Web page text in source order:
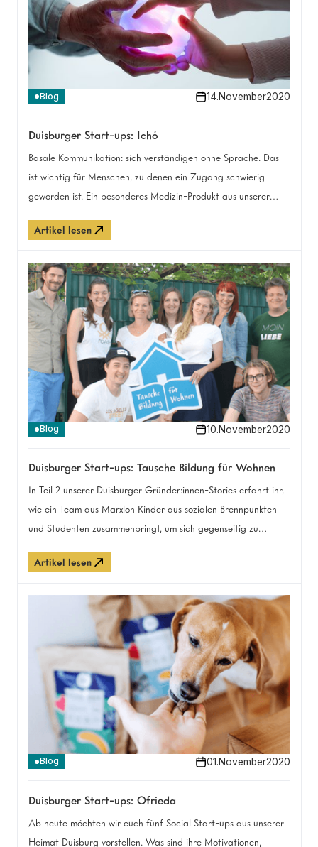
Blog 14.November2020
Duisburger Start-ups: Ichó
Basale Kommunikation: sich verständigen ohne Sprache. Das
ist wichtig für Menschen, zu denen ein Zugang schwierig
geworden ist. Ein besonderes Medizin-Produkt aus unserer
Artikel lesen
Blog 10.November2020
Duisburger Start-ups: Tausche Bildung für Wohnen
In Teil 2 unserer Duisburger Gründer:innen-Stories erfahrt ihr,
wie ein Team aus Marxloh Kinder aus sozialen Brennpunkten
und Studenten zusammenbringt, um sich gegenseitig zu
Artikel lesen
Blog 01.November2020
Duisburger Start-ups: Ofrieda
Ab heute möchten wir euch fünf Social Start-ups aus unserer
Heimat Duisburg vorstellen. Was sind ihre Motivationen,